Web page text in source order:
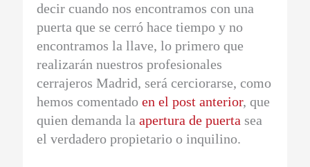
decir cuando nos encontramos con una
puerta que se cerró hace tiempo y no
encontramos la llave, lo primero que
realizarán nuestros profesionales
cerrajeros Madrid, será cerciorarse, como
hemos comentadoen el post anterior, que
quien demanda laapertura de puerta sea
el verdadero propietario o inquilino.